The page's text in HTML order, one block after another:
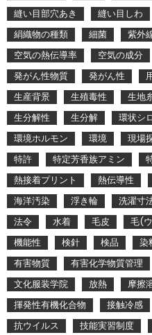
縫い目部穴あき
縫い目しわ
絹織物の種類
細菌 紫外
空気の熱伝導率
空気の成分
発がん性物質
発がん性
生産背景
生殖毒性 生地
生分解性
生分解 環状シ
環境ホルモン
環境 現場
特許
特定芳香族アミン
熱接着プリント
熱伝導性
海洋汚染
浮き輪 洗濯寸
法令
水着 毛皮 毛(
機能性
検針 検品 染
有害物質
有害化学物質管理
文化服装学院
放熱 摩擦
揮発性有機化合物
接触冷感
抗ウイルス
技能実習制度